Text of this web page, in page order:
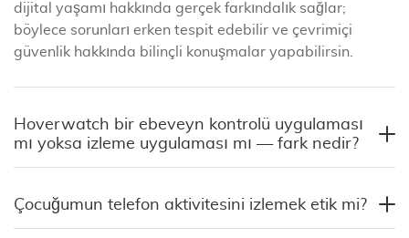
dijital yaşamı hakkında gerçek farkındalık sağlar;
böylece sorunları erken tespit edebilir ve çevrimiçi
güvenlik hakkında bilinçli konuşmalar yapabilirsin.
Hoverwatch bir ebeveyn kontrolü uygulaması
mı yoksa izleme uygulaması mı — fark nedir?
Çocuğumun telefon aktivitesini izlemek etik mi?